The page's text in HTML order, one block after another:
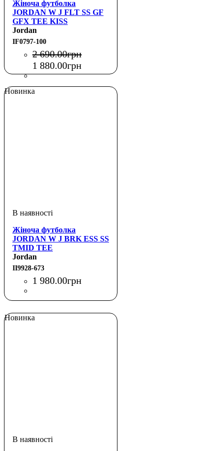
Жіноча футболка
JORDAN W J FLT SS GF
GFX TEE KISS
Jordan
IF0797-100
2 690.00грн
1 880.00грн
Новинка
Жіноча футболка
JORDAN W J BRK ESS SS
TMID TEE
Jordan
II9928-673
1 980.00грн
Новинка